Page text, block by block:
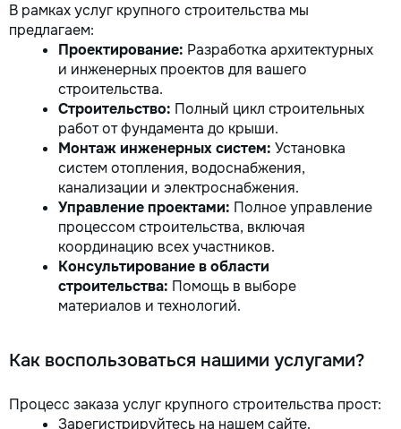
В рамках услуг крупного строительства мы
предлагаем:
Проектирование: Разработка архитектурных
и инженерных проектов для вашего
строительства.
Строительство: Полный цикл строительных
работ от фундамента до крыши.
Монтаж инженерных систем: Установка
систем отопления, водоснабжения,
канализации и электроснабжения.
Управление проектами: Полное управление
процессом строительства, включая
координацию всех участников.
Консультирование в области
строительства: Помощь в выборе
материалов и технологий.
Как воспользоваться нашими услугами?
Процесс заказа услуг крупного строительства прост:
Зарегистрируйтесь на нашем сайте.